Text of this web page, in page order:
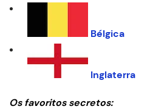
Bélgica
Inglaterra
Os favoritos secretos: